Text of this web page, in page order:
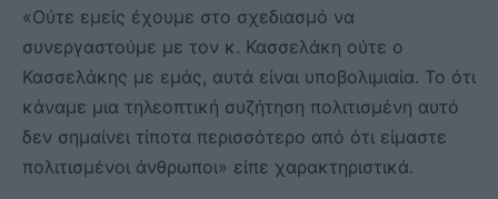
«Ούτε εμείς έχουμε στο σχεδιασμό να
συνεργαστούμε με τον κ. Κασσελάκη ούτε ο
Κασσελάκης με εμάς, αυτά είναι υποβολιμιαία. Το ότι
κάναμε μια τηλεοπτική συζήτηση πολιτισμένη αυτό
δεν σημαίνει τίποτα περισσότερο από ότι είμαστε
πολιτισμένοι άνθρωποι» είπε χαρακτηριστικά.